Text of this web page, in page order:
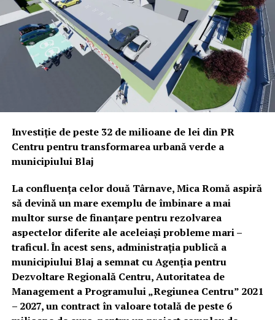
Investiție de peste 32 de milioane de lei din PR
Centru pentru transformarea urbană verde a
municipiului Blaj
La confluența celor două Târnave, Mica Romă aspiră
să devină un mare exemplu de îmbinare a mai
multor surse de finanțare pentru rezolvarea
aspectelor diferite ale aceleiași probleme mari –
traficul. În acest sens, administrația publică a
municipiului Blaj a semnat cu Agenția pentru
Dezvoltare Regională Centru, Autoritatea de
Management a Programului „Regiunea Centru” 2021
– 2027, un contract în valoare totală de peste 6